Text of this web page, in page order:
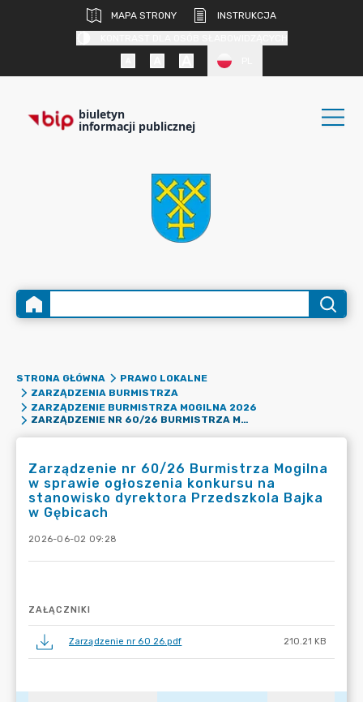
MAPA STRONY
INSTRUKCJA
biuletyn
informacji publicznej
STRONA GŁÓWNA
PRAWO LOKALNE
ZARZĄDZENIA BURMISTRZA
ZARZĄDZENIE BURMISTRZA MOGILNA 2026
ZARZĄDZENIE NR 60/26 BURMISTRZA MOGILNA W SPRAWIE OGŁOSZENIA KONKURSU NA STANOWISKO DYREKTORA PRZEDSZKOLA BAJKA W GĘBICACH
Zarządzenie nr 60/26 Burmistrza Mogilna
w sprawie ogłoszenia konkursu na
stanowisko dyrektora Przedszkola Bajka
w Gębicach
2026-06-02 09:28
ZAŁĄCZNIKI
Zarządzenie nr 60 26.pdf 210.21 KB